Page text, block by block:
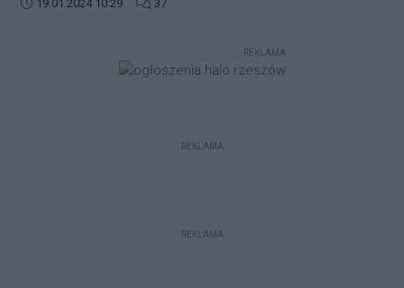
19.01.2024 10:29 37
REKLAMA
REKLAMA
REKLAMA